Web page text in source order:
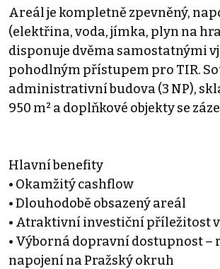
Areál je kompletně zpevněný,
(elektřina, voda, jímka, plyn na
disponuje dvěma samostatnými
pohodlným přístupem pro TIR.
administrativní budova (3 NP),
950 m² a doplňkové objekty se
Hlavní benefity
• Okamžitý cashflow
• Dlouhodobě obsazený areál
• Atraktivní investiční příležitost v
• Výborná dopravní dostupnost –
napojení na Pražský okruh